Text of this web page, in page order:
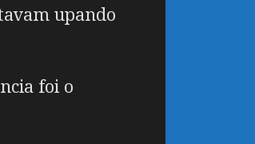
upando
foi o